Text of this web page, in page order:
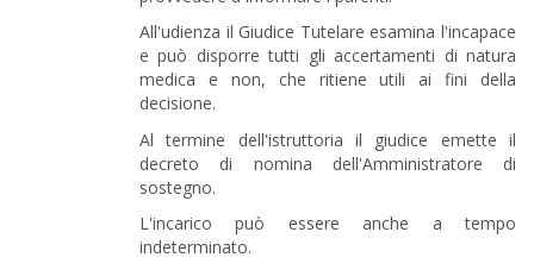
All'udienza il Giudice Tutelare esamina l'incapace
e può disporre tutti gli accertamenti di natura
medica e non, che ritiene utili ai fini della
decisione.
Al termine dell'istruttoria il giudice emette il
decreto di nomina dell'Amministratore di
sostegno.
L'incarico può essere anche a tempo
indeterminato.